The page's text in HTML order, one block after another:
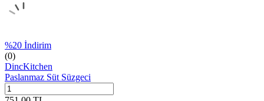
%20 İndirim
(0)
DincKitchen
Paslanmaz Süt Süzgeci